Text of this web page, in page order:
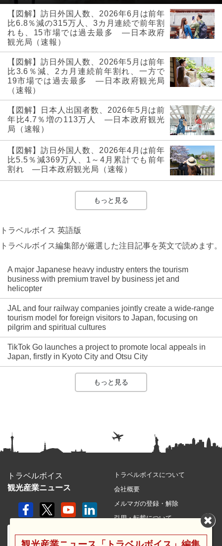
【図解】訪日外国人数、2026年6月は前年
比6.8％減の315万人、3カ月連続で前年割
れも、15市場では過去最多 ―日本政府
観光局（速報）
【図解】訪日外国人数、2026年5月は前年
比3.6％減、2カ月連続前年割れ、一方で
19市場では過去最多 ―日本政府観光局
（速報）
【図解】日本人出国者数、2026年5月は前
年比4.7％増の113万人 ―日本政府観光
局（速報）
【図解】訪日外国人数、2026年4月は前年
比5.5％減369万人、1～4月累計でも前年
割れ ―日本政府観光局（速報）
もっと見る
トラベルボイス 英語版
トラベルボイス編集部が厳選した注目記事を英文で読めます。
A major Japanese heavy industry enters the tourism
business with premium travel by business jet and
helicopter
JAL and four railway companies jointly create a wide-range
tourism model for foreign visitors to Japan, focusing on
pilgrim and spiritual cultures
TikTok Go launches a project to promote local appeals in
Japan, firstly in Kyoto City and Otsu City
もっと見る
トラベルボイス
観光産業ニュース
トラベルボイスについて
会社概要
メルマガの登録・解除
引用・転載について